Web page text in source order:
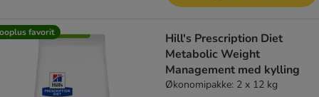
favorit
Hill's Prescription Diet
Metabolic Weight
Management med kylling
Økonomipakke: 2 x 12 kg